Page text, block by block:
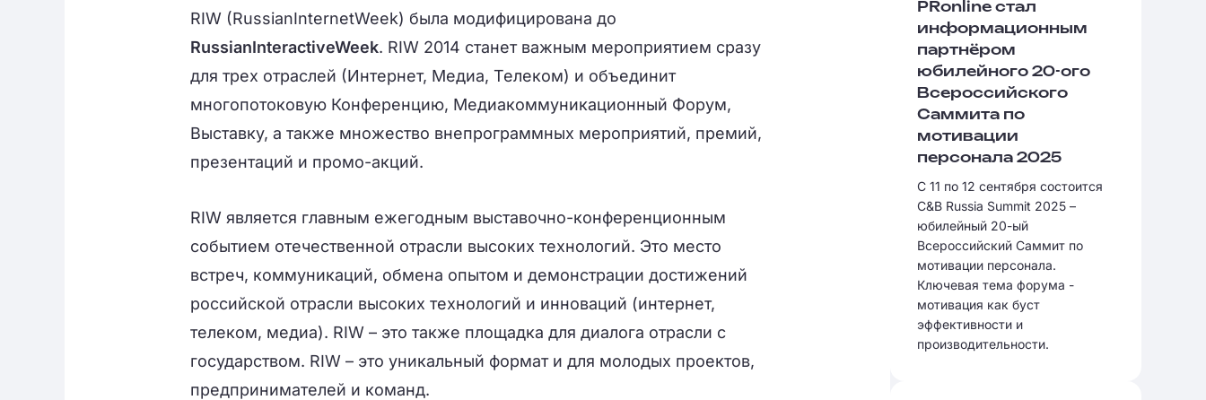
RIW (RussianInternetWeek) была модифицирована до
RussianInteractiveWeek. RIW 2014 станет важным мероприятием сразу
для трех отраслей (Интернет, Медиа, Телеком) и объединит
многопотоковую Конференцию, Медиакоммуникационный Форум,
Выставку, а также множество внепрограммных мероприятий, премий,
презентаций и промо-акций.
RIW является главным ежегодным выставочно-конференционным
событием отечественной отрасли высоких технологий. Это место
встреч, коммуникаций, обмена опытом и демонстрации достижений
российской отрасли высоких технологий и инноваций (интернет,
телеком, медиа). RIW – это также площадка для диалога отрасли с
государством. RIW – это уникальный формат и для молодых проектов,
предпринимателей и команд.
PRonline стал
информационным
партнёром
юбилейного 20-ого
Всероссийского
Саммита по
мотивации
персонала 2025
С 11 по 12 сентября состоится
C&B Russia Summit 2025 –
юбилейный 20-ый
Всероссийский Саммит по
мотивации персонала.
Ключевая тема форума -
мотивация как буст
эффективности и
производительности.